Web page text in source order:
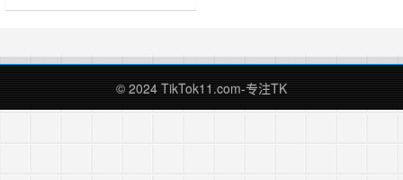
关于IP相关的一些知识，何为住宅
什么是IP？运营TikTok国际版抖音需
要知道的IP知识，简单来说ISP性质
的IP风险占比相对较低，消除代理网
© 2024 TikTok11.com-专注TK